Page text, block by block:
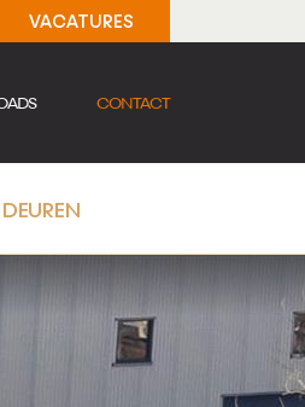
VACATURES
CONTACT